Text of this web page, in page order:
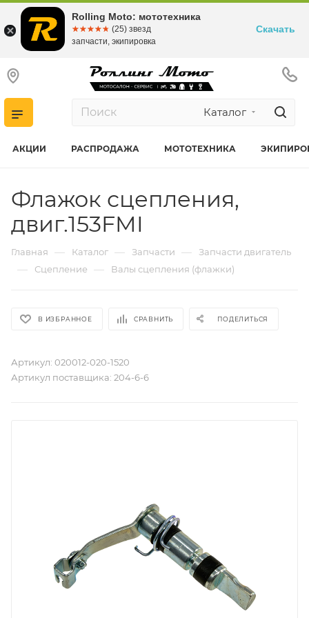
Каталог
АКЦИИ РАСПРОДАЖА МОТОТЕХНИКА
Флажок сцепления,
двиг.153FMI
Главная — Каталог — Запчасти — Запчасти двигатель
— Сцепление — Валы сцепления (флажки)
В ИЗБРАННОЕ СРАВНИТЬ ПОДЕЛИТЬСЯ
Артикул: 020012-020-1520
Артикул поставщика: 204-6-6
Rolling Moto: мототехника
☆☆☆☆☆
★★★★★ (25) звезд
запчасти, экипировка
Скачать